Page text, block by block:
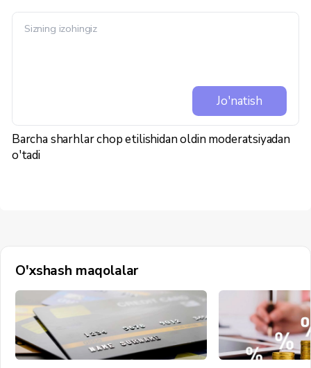
Jo'natish
Barcha sharhlar chop etilishidan oldin moderatsiyadan
o'tadi
O'xshash maqolalar